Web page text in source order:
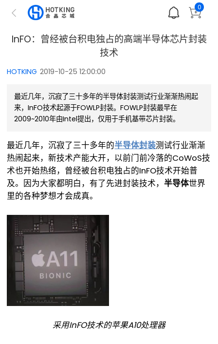
0
InFO：曾经被台积电独占的高端半导体芯片封装
技术
HOTKING 2019-10-25 12:00:00
最近几年，沉寂了三十多年的半导体封装测试行业渐渐热闹起
来，InFO技术起源于FOWLP封装。FOWLP封装最早在
2009~2010年由Intel提出，仅用于手机基带芯片封装。
最近几年，沉寂了三十多年的半导体封装测试行业渐渐
热闹起来，新技术产能大开，以前门前冷落的CoWoS技
术也开始热络，曾经被台积电独占的InFO技术开始普
及。因为大家都明白，有了先进封装技术，半导体世界
里的各种梦想才会成真。
采用InFO技术的苹果A10处理器